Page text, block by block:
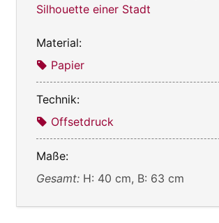
Silhouette einer Stadt
Material:
Papier
Technik:
Offsetdruck
Maße:
Gesamt: H: 40 cm, B: 63 cm